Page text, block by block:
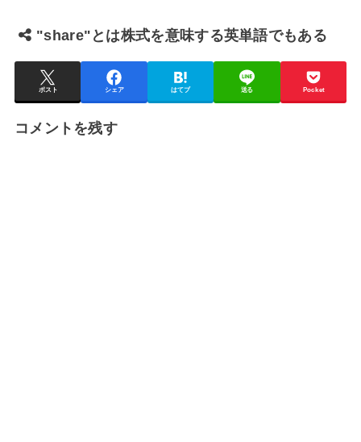
"share"とは株式を意味する英単語でもある
ポスト シェア はてブ 送る Pocket
コメントを残す